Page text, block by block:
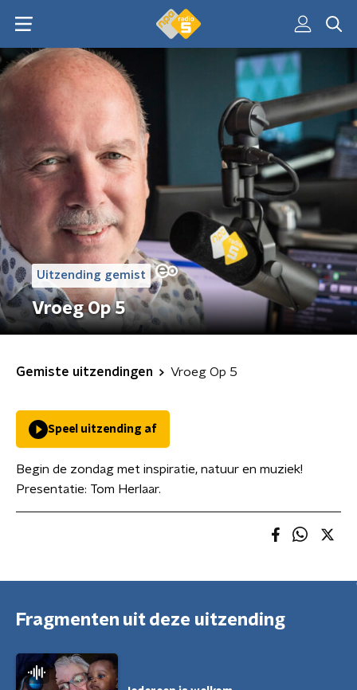
Uitzending gemist
Vroeg Op 5
Gemiste uitzendingen Vroeg Op 5
Speel uitzending af
Begin de zondag met inspiratie, natuur en muziek!
Presentatie: Tom Herlaar.
Fragmenten uit deze uitzending